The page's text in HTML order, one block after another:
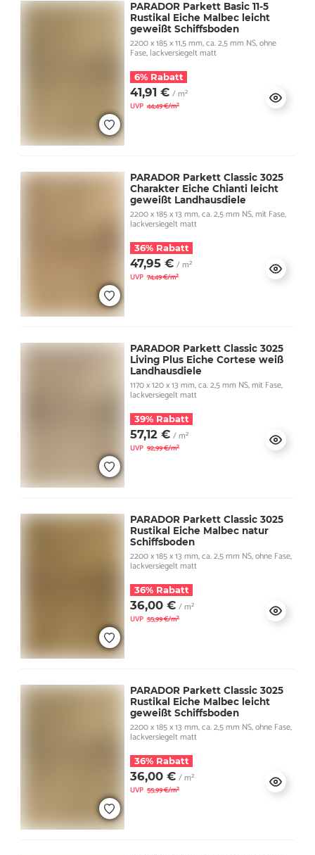
PARADOR Parkett Basic 11-5
Rustikal Eiche Malbec leicht
geweißt Schiffsboden
2200 x 185 x 11,5 mm, ca. 2,5 mm NS, ohne
Fase, lackversiegelt matt
6% Rabatt
41,91 € / m²
UVP 44,49 €/m²
PARADOR Parkett Classic 3025
Charakter Eiche Chianti leicht
geweißt Landhausdiele
2200 x 185 x 13 mm, ca. 2,5 mm NS, mit Fase,
lackversiegelt matt
36% Rabatt
47,95 € / m²
UVP 74,49 €/m²
PARADOR Parkett Classic 3025
Living Plus Eiche Cortese weiß
Landhausdiele
1170 x 120 x 13 mm, ca. 2,5 mm NS, mit Fase,
lackversiegelt matt
39% Rabatt
57,12 € / m²
UVP 92,99 €/m²
PARADOR Parkett Classic 3025
Rustikal Eiche Malbec natur
Schiffsboden
2200 x 185 x 13 mm, ca. 2,5 mm NS, ohne Fase,
lackversiegelt matt
36% Rabatt
36,00 € / m²
UVP 55,99 €/m²
PARADOR Parkett Classic 3025
Rustikal Eiche Malbec leicht
geweißt Schiffsboden
2200 x 185 x 13 mm, ca. 2,5 mm NS, ohne Fase,
lackversiegelt matt
36% Rabatt
36,00 € / m²
UVP 55,99 €/m²